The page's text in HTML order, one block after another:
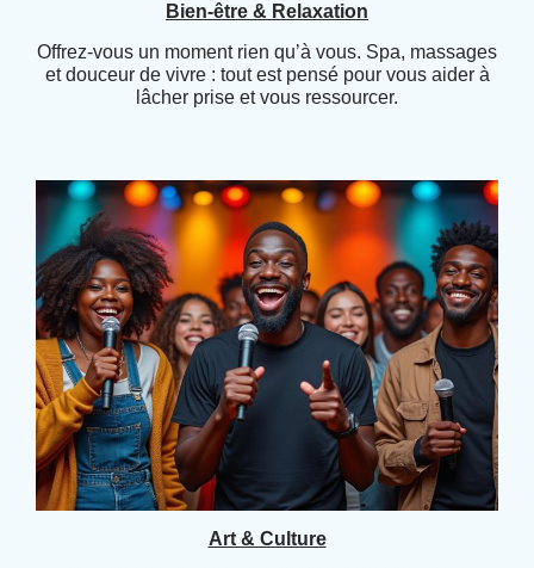
Bien-être & Relaxation
Offrez-vous un moment rien qu’à vous. Spa, massages
et douceur de vivre : tout est pensé pour vous aider à
lâcher prise et vous ressourcer.
Art & Culture